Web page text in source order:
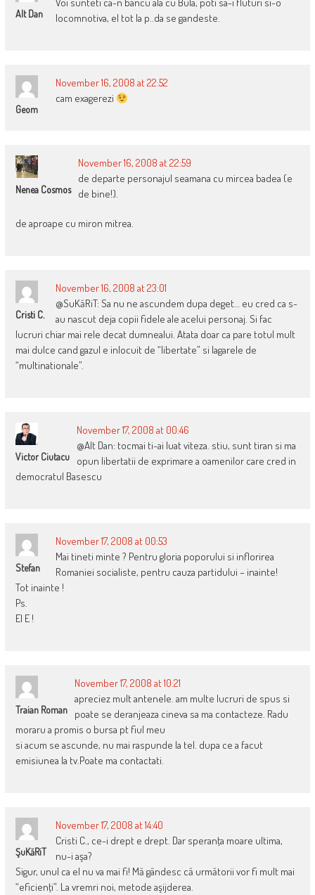
Alt Dan
locomnotiva, el tot la p..da se gandeste.
Geom
November 16, 2008 at 22:52
cam exagerezi
Nenea Cosmos
November 16, 2008 at 22:59
de departe personajul seamana cu mircea badea (e
de bine!).
de aproape cu miron mitrea.
Cristi C.
November 16, 2008 at 23:01
@SuKăRiT: Sa nu ne ascundem dupa deget… eu cred ca s-
au nascut deja copii fidele ale acelui personaj. Si fac
lucruri chiar mai rele decat dumnealui. Atata doar ca pare totul mult
mai dulce cand gazul e inlocuit de “libertate” si lagarele de
“multinationale”.
Victor Ciutacu
November 17, 2008 at 00:46
@Alt Dan: tocmai ti-ai luat viteza. stiu, sunt tiran si ma
opun libertatii de exprimare a oamenilor care cred in
democratul Basescu
Stefan
November 17, 2008 at 00:53
Mai tineti minte ? Pentru gloria poporului si inflorirea
Romaniei socialiste, pentru cauza partidului – inainte!
Tot inainte !
Ps.
El E !
Traian Roman
November 17, 2008 at 10:21
apreciez mult antenele. am multe lucruri de spus si
poate se deranjeaza cineva sa ma contacteze. Radu
moraru a promis o bursa pt fiul meu
si acum se ascunde, nu mai raspunde la tel. dupa ce a facut
emisiunea la tv.Poate ma contactati.
ŞuKăRiT
November 17, 2008 at 14:40
Cristi C., ce-i drept e drept. Dar speranţa moare ultima,
nu-i aşa?
Sigur, unul ca el nu va mai fi! Mă gândesc că următorii vor fi mult mai
“eficienţi”. La vremri noi, metode aşijderea.